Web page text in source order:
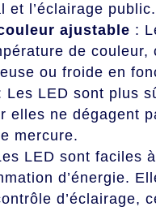
et l’éclairage public.
ajustable :
de
ou froide en
Les LED sont plus
elles ne dégagent
mercure.
LED sont faciles
d’énergie.
d’éclairage,